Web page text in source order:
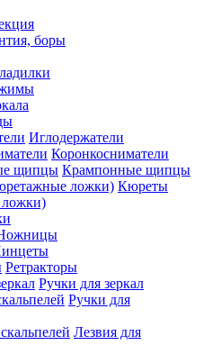
боры
Иглодержатели
Коронкосниматели
Крампонные щипцы
Кюреты
Ретракторы
Ручки для зеркал
Ручки для
Лезвия для